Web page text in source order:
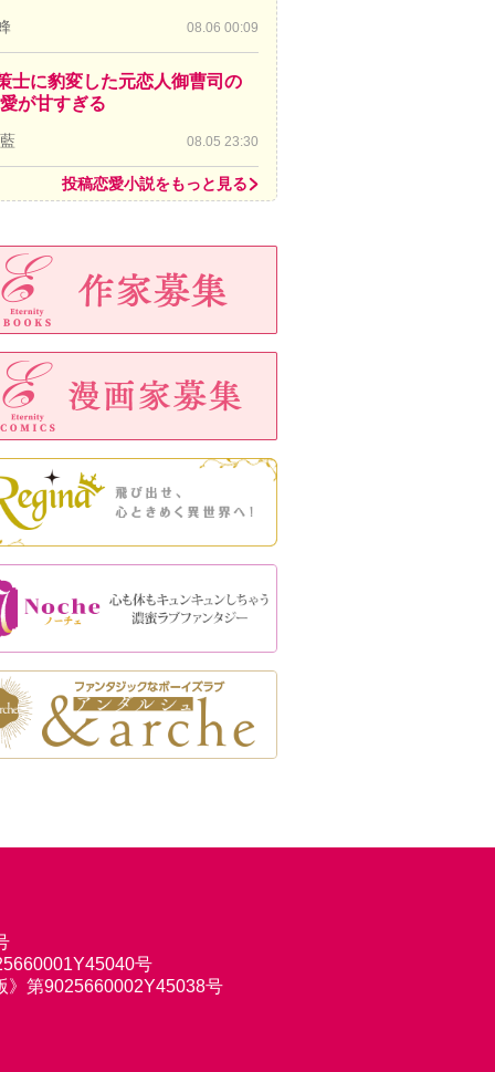
08.06 00:09
士に豹変した元恋人御曹司の
が甘すぎる
08.05 23:30
投稿恋愛小説をもっと見る
号
第9025660002Y45038号